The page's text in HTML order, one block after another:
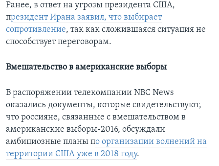
Ранее, в ответ на угрозы президента США,
президент Ирана заявил, что выбирает
сопротивление, так как сложившаяся ситуация не
способствует переговорам.
Вмешательство в американские выборы
В распоряжении телекомпании NBC News
оказались документы, которые свидетельствуют,
что россияне, связанные с вмешательством в
американские выборы-2016, обсуждали
амбициозные планы по организации волнений на
территории США уже в 2018 году.